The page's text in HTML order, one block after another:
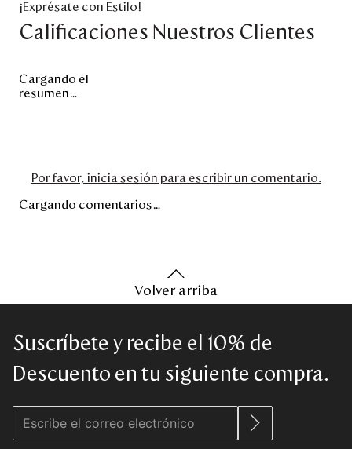
¡Exprésate con Estilo!
Calificaciones Nuestros Clientes
Cargando el
resumen…
Por favor, inicia sesión para escribir un comentario.
Cargando comentarios…
Volver arriba
Suscríbete y recibe el 10% de
Descuento en tu siguiente compra.